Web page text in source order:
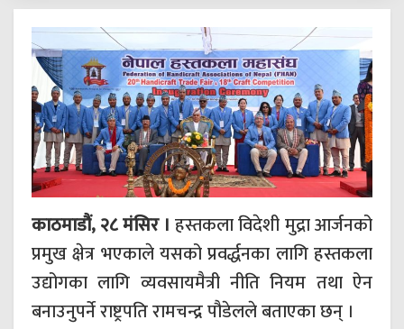
काठमाडौं, २८ मंसिर । हस्तकला विदेशी मुद्रा आर्जनको
प्रमुख क्षेत्र भएकाले यसको प्रवर्द्धनका लागि हस्तकला
उद्योगका लागि व्यवसायमैत्री नीति नियम तथा ऐन
बनाउनुपर्ने राष्ट्रपति रामचन्द्र पौडेलले बताएका छन् ।